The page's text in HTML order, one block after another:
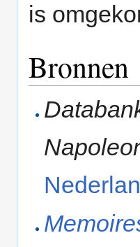
is
Bronnen